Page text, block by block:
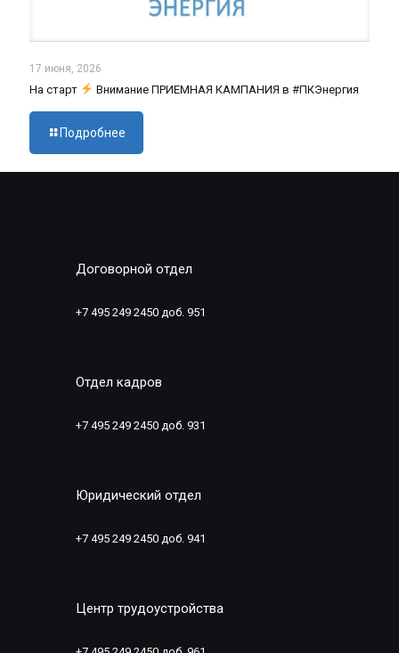
17 июня, 2026
На старт Внимание ПРИЕМНАЯ КАМПАНИЯ в #ПКЭнергия
Подробнее
Договорной отдел
+7 495 249 2450 доб. 951
Отдел кадров
+7 495 249 2450 доб. 931
Юридический отдел
+7 495 249 2450 доб. 941
Центр трудоустройства